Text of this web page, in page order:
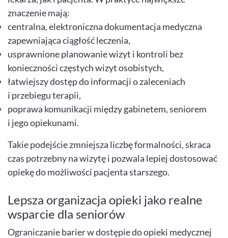
znaczenie mają:
centralna, elektroniczna dokumentacja medyczna
zapewniająca ciągłość leczenia,
usprawnione planowanie wizyt i kontroli bez
konieczności częstych wizyt osobistych,
łatwiejszy dostęp do informacji o zaleceniach
i przebiegu terapii,
poprawa komunikacji między gabinetem, seniorem
i jego opiekunami.
Takie podejście zmniejsza liczbę formalności, skraca
czas potrzebny na wizytę i pozwala lepiej dostosować
opiekę do możliwości pacjenta starszego.
Lepsza organizacja opieki jako realne
wsparcie dla seniorów
Ograniczanie barier w dostępie do opieki medycznej